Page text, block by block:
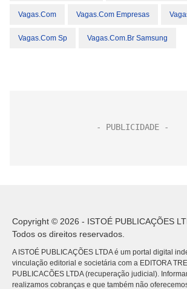
Vagas.com Vagas.com Empresas
Vagas.com Sp Vagas.com.br Samsung
Copyright © 2026 - ISTOÉ PUBLICAÇÕES
Todos os direitos reservados.
A ISTOÉ PUBLICAÇÕES LTDA é um portal digital
vinculação editorial e societária com a EDITORA
PUBLICACÕES LTDA (recuperação judicial).
realizamos cobranças e que também não